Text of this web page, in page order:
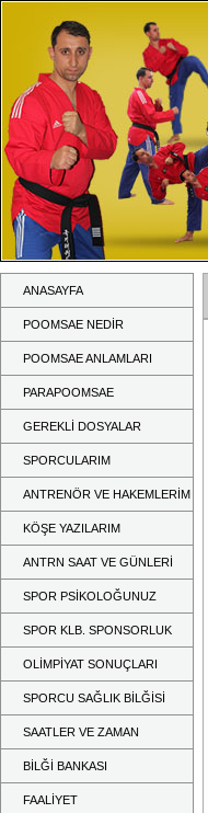
ANASAYFA
POOMSAE NEDİR
POOMSAE ANLAMLARI
PARAPOOMSAE
GEREKLİ DOSYALAR
SPORCULARIM
ANTRENÖR VE HAKEMLERİM
KÖŞE YAZILARIM
ANTRN SAAT VE GÜNLERİ
SPOR PSİKOLOĞUNUZ
SPOR KLB. SPONSORLUK
OLİMPİYAT SONUÇLARI
SPORCU SAĞLIK BİLĞİSİ
SAATLER VE ZAMAN
BİLĞİ BANKASI
FAALİYET